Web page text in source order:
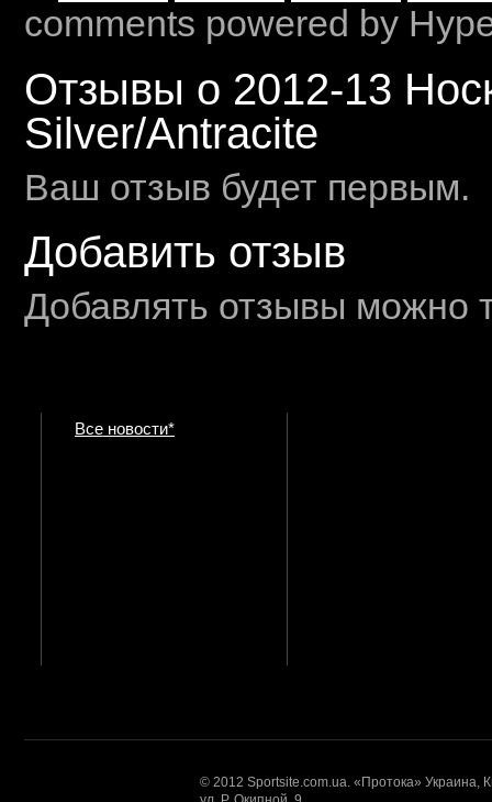
comments powered by
Отзывы о 2012-13
Silver/Antracite
Ваш отзыв будет первым.
Добавить отзыв
Добавлять отзывы можно
Все новости*
© 2012 Sportsite.com.ua. «Протока» Украина,